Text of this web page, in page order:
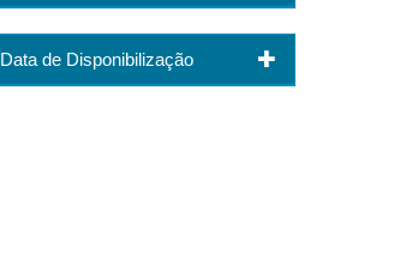
Data de Disponibilização